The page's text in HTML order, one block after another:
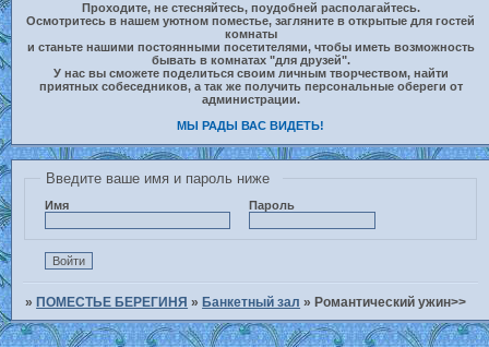
Проходите, не стесняйтесь, поудобней располагайтесь.
Осмотритесь в нашем уютном поместье, загляните в открытые для гостей
комнаты
и станьте нашими постоянными посетителями, чтобы иметь возможность
бывать в комнатах "для друзей".
У нас вы сможете поделиться своим личным творчеством, найти
приятных собеседников, а так же получить персональные обереги от
администрации.
МЫ РАДЫ ВАС ВИДЕТЬ!
Введите ваше имя и пароль ниже
Имя Пароль
»ПОМЕСТЬЕ БЕРЕГИНЯ »Банкетный зал »Романтический ужин>>